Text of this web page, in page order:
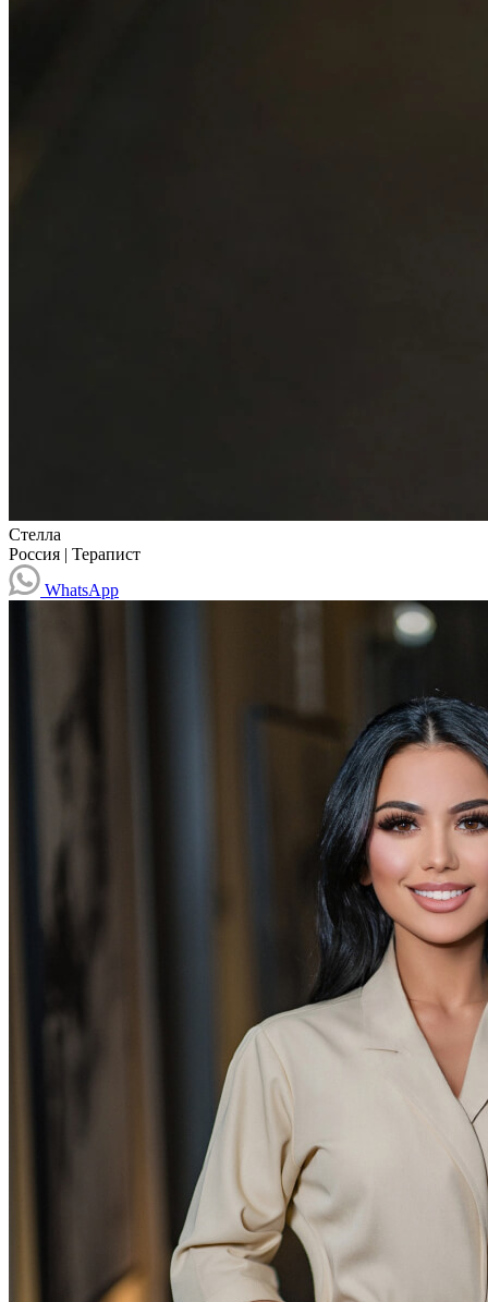
Стелла
Россия | Терапист
WhatsApp